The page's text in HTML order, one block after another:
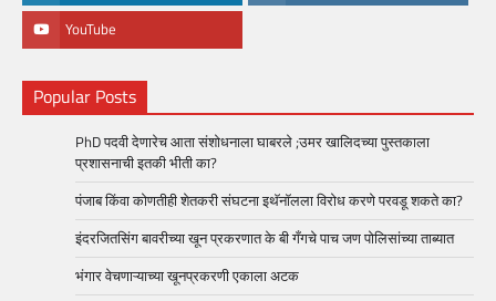
YouTube
Popular Posts
PhD पदवी देणारेच आता संशोधनाला घाबरले ;उमर खालिदच्या पुस्तकाला
प्रशासनाची इतकी भीती का?
पंजाब किंवा कोणतीही शेतकरी संघटना इथॅनॉलला विरोध करणे परवडू शकते का?
इंदरजितसिंग बावरीच्या खून प्रकरणात के बी गँगचे पाच जण पोलिसांच्या ताब्यात
भंगार वेचणाऱ्याच्या खूनप्रकरणी एकाला अटक